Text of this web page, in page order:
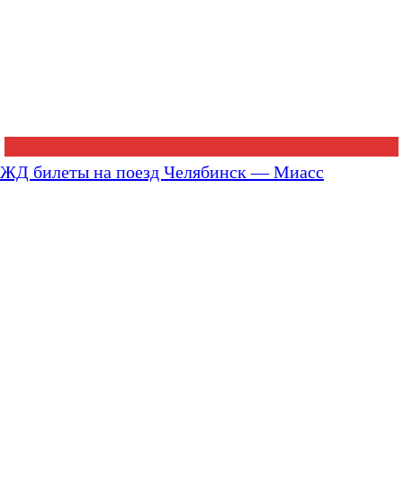
ЖД билеты на поезд Челябинск — Миасс